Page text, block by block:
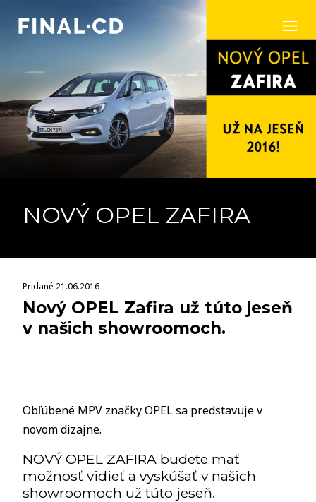
NOVÝ OPEL ZAFIRA
Pridané 21.06.2016
Nový OPEL Zafira už túto jeseň
v našich showroomoch.
Obľúbené MPV značky OPEL sa predstavuje v
novom dizajne.
NOVÝ OPEL ZAFIRA budete mať
možnosť vidieť a vyskúšať v našich
showroomoch už túto jeseň.